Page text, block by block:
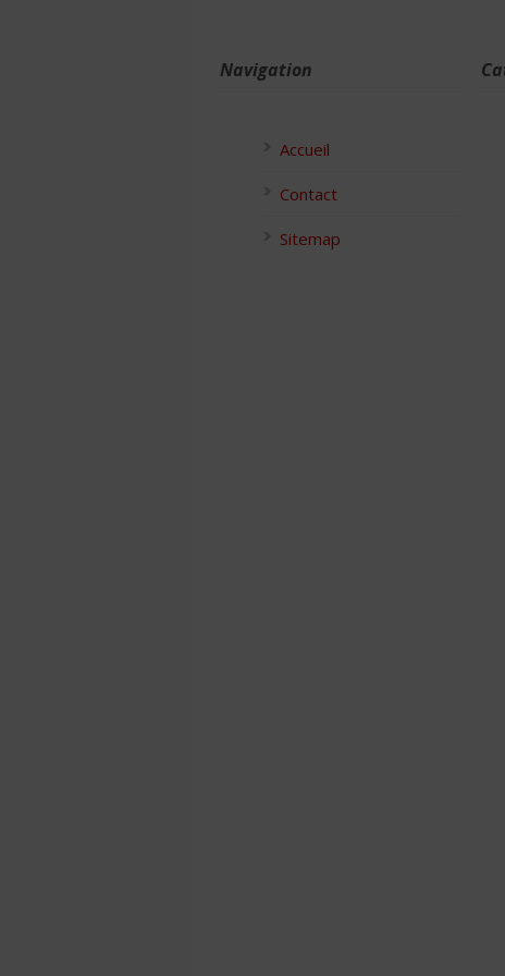
Navigation
Accueil
Contact
Sitemap